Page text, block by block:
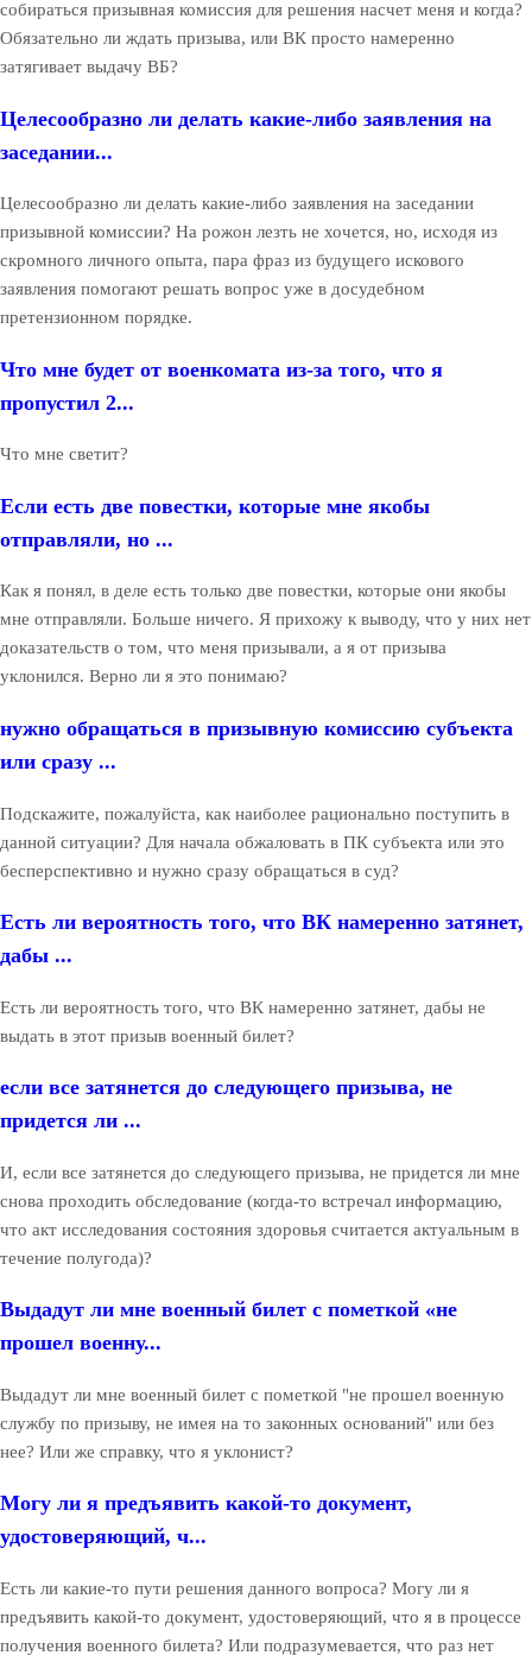
собираться призывная комиссия для решения насчет меня и когда?
Обязательно ли ждать призыва, или ВК просто намеренно
затягивает выдачу ВБ?
Целесообразно ли делать какие-либо заявления на
заседании...
Целесообразно ли делать какие-либо заявления на заседании
призывной комиссии? На рожон лезть не хочется, но, исходя из
скромного личного опыта, пара фраз из будущего искового
заявления помогают решать вопрос уже в досудебном
претензионном порядке.
Что мне будет от военкомата из-за того, что я
пропустил 2...
Что мне светит?
Если есть две повестки, которые мне якобы
отправляли, но ...
Как я понял, в деле есть только две повестки, которые они якобы
мне отправляли. Больше ничего. Я прихожу к выводу, что у них нет
доказательств о том, что меня призывали, а я от призыва
уклонился. Верно ли я это понимаю?
нужно обращаться в призывную комиссию субъекта
или сразу ...
Подскажите, пожалуйста, как наиболее рационально поступить в
данной ситуации? Для начала обжаловать в ПК субъекта или это
бесперспективно и нужно сразу обращаться в суд?
Есть ли вероятность того, что ВК намеренно затянет,
дабы ...
Есть ли вероятность того, что ВК намеренно затянет, дабы не
выдать в этот призыв военный билет?
если все затянется до следующего призыва, не
придется ли ...
И, если все затянется до следующего призыва, не придется ли мне
снова проходить обследование (когда-то встречал информацию,
что акт исследования состояния здоровья считается актуальным в
течение полугода)?
Выдадут ли мне военный билет с пометкой «не
прошел военну...
Выдадут ли мне военный билет с пометкой "не прошел военную
службу по призыву, не имея на то законных оснований" или без
нее? Или же справку, что я уклонист?
Могу ли я предъявить какой-то документ,
удостоверяющий, ч...
Есть ли какие-то пути решения данного вопроса? Могу ли я
предъявить какой-то документ, удостоверяющий, что я в процессе
получения военного билета? Или подразумевается, что раз нет